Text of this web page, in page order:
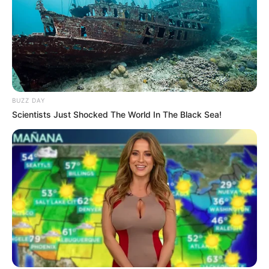
Biodata & Profil
Nama Lengkap: Aaron Kwak / Kwak Young Min
Nama panggung: Aron
Nama Panggilan: –
Posisi: Lead Rapper, Lead Dancer, Sub Vocalist
Tempat, tanggal lahir: California, 21 Mei 1993
Ulang Tahun: 21 Mei
Kewarganegaraan: Korea – Amerika
Pendidikan: Loyola High School
Agama: –
Zodiak: Gemini
Tinggi badan: 176 cm
BUZZ DAY
Scientists Just Shocked The World In The Black Sea!